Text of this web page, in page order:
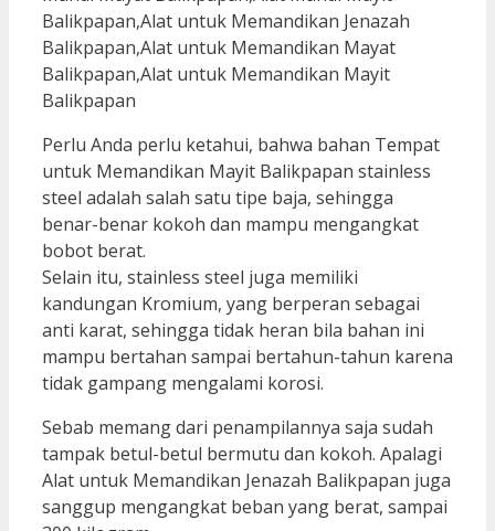
Perlu Anda perlu ketahui, bahwa bahan Tempat
untuk Memandikan Mayit Balikpapan stainless
steel adalah salah satu tipe baja, sehingga
benar-benar kokoh dan mampu mengangkat
bobot berat.
Selain itu, stainless steel juga memiliki
kandungan Kromium, yang berperan sebagai
anti karat, sehingga tidak heran bila bahan ini
mampu bertahan sampai bertahun-tahun karena
tidak gampang mengalami korosi.
Sebab memang dari penampilannya saja sudah
tampak betul-betul bermutu dan kokoh. Apalagi
Alat untuk Memandikan Jenazah Balikpapan juga
sanggup mengangkat beban yang berat, sampai